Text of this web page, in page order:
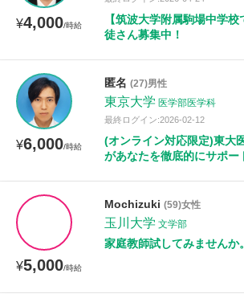
¥4,000/時給
【筑波大学附属駒場中学
徒さん募集中！
¥6,000/時給
匿名 (27)男性
東京大学 医学部医学科
最終ログイン:2026-02-12
(オンライン対応限定)東大
があなたを徹底的にサポー
¥5,000/時給
Mochizuki (59)女性
玉川大学 文学部
家庭教師試してみませんか。